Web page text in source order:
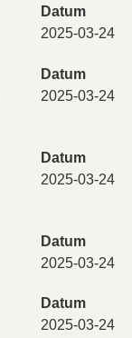
Datum
2025-03-24
Datum
2025-03-24
Datum
2025-03-24
Datum
2025-03-24
Datum
2025-03-24